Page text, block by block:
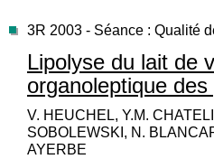
3R 2003 - Séance : Qualité
Lipolyse du lait de
organoleptique
V. HEUCHEL, Y.M.
SOBOLEWSKI, N.
AYERBE